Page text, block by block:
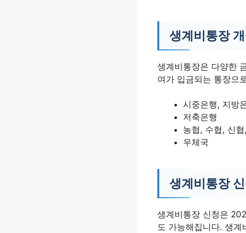
생계비통장
생계비통장은 다양한
여가 입금되는 통장으
시중은행, 지방
저축은행
농협, 수협, 신
우체국
생계비통장
생계비통장 신청은
도 가능해집니다. 생계